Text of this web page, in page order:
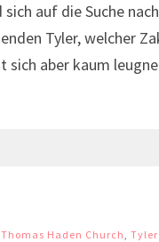
auf die Suche
Tyler, welcher
aber kaum
Thomas Haden Church,